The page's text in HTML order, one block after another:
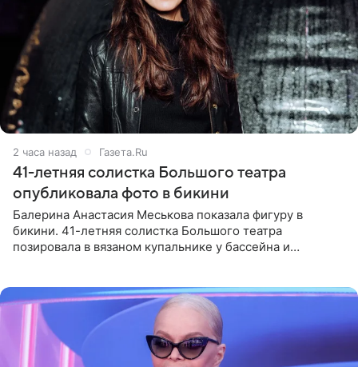
2 часа назад Газета.Ru
41-летняя солистка Большого театра
опубликовала фото в бикини
Балерина Анастасия Меськова показала фигуру в
бикини. 41-летняя солистка Большого театра
позировала в вязаном купальнике у бассейна и